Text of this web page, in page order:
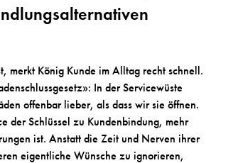
merkt König Kunde im Alltag recht schnell.
In der Servicewüste
offenbar lieber, als dass wir sie öffnen.
der Schlüssel zu Kundenbindung, mehr
ist. Anstatt die Zeit und Nerven ihrer
eigentliche Wünsche zu ignorieren,